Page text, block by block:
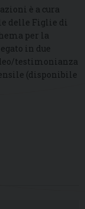
è a cura
delle Figlie di
per la
in due
testimonianza
(disponibile